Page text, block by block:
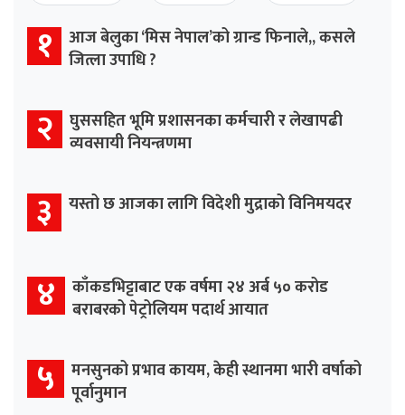
१
आज बेलुका ‘मिस नेपाल’को ग्रान्ड फिनाले,, कसले
जित्ला उपाधि ?
२
घुससहित भूमि प्रशासनका कर्मचारी र लेखापढी
व्यवसायी नियन्त्रणमा
३ यस्तो छ आजका लागि विदेशी मुद्राको विनिमयदर
४
काँकडभिट्टाबाट एक वर्षमा २४ अर्ब ५० करोड
बराबरको पेट्रोलियम पदार्थ आयात
५
मनसुनको प्रभाव कायम, केही स्थानमा भारी वर्षाको
पूर्वानुमान